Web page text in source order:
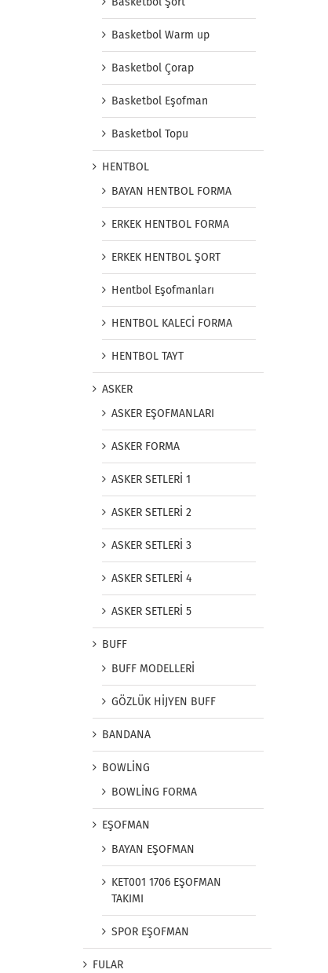
Basketbol Warm up
Basketbol Çorap
Basketbol Eşofman
Basketbol Topu
HENTBOL
BAYAN HENTBOL FORMA
ERKEK HENTBOL FORMA
ERKEK HENTBOL ŞORT
Hentbol Eşofmanları
HENTBOL KALECİ FORMA
HENTBOL TAYT
ASKER
ASKER EŞOFMANLARI
ASKER FORMA
ASKER SETLERİ 1
ASKER SETLERİ 2
ASKER SETLERİ 3
ASKER SETLERİ 4
ASKER SETLERİ 5
BUFF
BUFF MODELLERİ
GÖZLÜK HİJYEN BUFF
BANDANA
BOWLİNG
BOWLİNG FORMA
EŞOFMAN
BAYAN EŞOFMAN
KET001 1706 EŞOFMAN
TAKIMI
SPOR EŞOFMAN
FULAR